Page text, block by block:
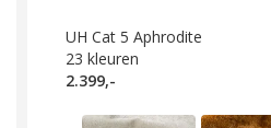
UH Cat 5 Aphrodite
23 kleuren
2.399,-